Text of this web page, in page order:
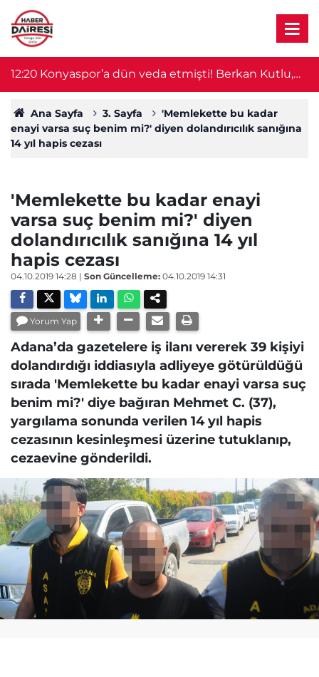
12:20 Konyaspor’a dün veda etmişti! Berkan Kutlu,
Süper Lig ekibine imza atıyor
Ana Sayfa 3. Sayfa
'Memlekette bu kadar
enayi varsa suç benim mi?' diyen dolandırıcılık sanığına
14 yıl hapis cezası
'Memlekette bu kadar enayi
varsa suç benim mi?' diyen
dolandırıcılık sanığına 14 yıl
hapis cezası
04.10.2019 14:28 | Son Güncelleme: 04.10.2019 14:31
Yorum Yap
Adana’da gazetelere iş ilanı vererek 39 kişiyi
dolandırdığı iddiasıyla adliyeye götürüldüğü
sırada 'Memlekette bu kadar enayi varsa suç
benim mi?' diye bağıran Mehmet C. (37),
yargılama sonunda verilen 14 yıl hapis
cezasının kesinleşmesi üzerine tutuklanıp,
cezaevine gönderildi.